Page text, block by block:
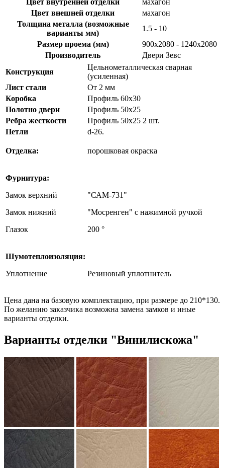
Цвет внешней отделки
махагон
Толщина металла (возможные
варианты мм)
1.5 - 10
Размер проема (мм)
900х2080 - 1240х2080
Производитель
Двери Зевс
Конструкция
Цельнометаллическая сварная
(усиленная)
Лист стали
От 2 мм
Коробка
Профиль 60х30
Полотно двери
Профиль 50х25
Ребра жесткости
Профиль 50х25 2 шт.
Петли
d-26.
Отделка: порошковая окраска
Фурнитура:
Замок верхний
Замок нижний
Глазок
"САМ-731"
"Мосренген" с нажимной ручкой
200 °
Шумотеплоизоляция:
Уплотнение
Резиновый уплотнитель
Цена дана на базовую комплектацию, при размере до 210*130.
По желанию заказчика возможна замена замков и иные
варианты отделки.
Варианты отделки "Винилискожа"